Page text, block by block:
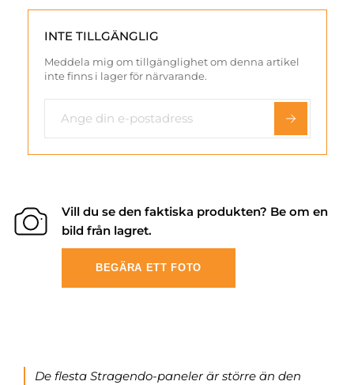
INTE TILLGÄNGLIG
Meddela mig om tillgänglighet om denna artikel
inte finns i lager för närvarande.
Vill du se den faktiska produkten? Be om en
bild från lagret.
BEGÄRA ETT FOTO
De flesta Stragendo-paneler är större än den